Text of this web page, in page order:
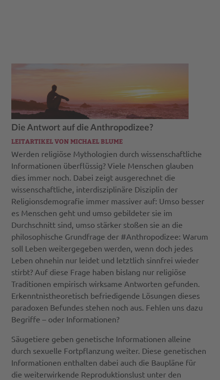
Die Antwort auf die Anthropodizee?
LEITARTIKEL VON MICHAEL BLUME
Werden religiöse Mythologien durch wissenschaftliche
Informationen überflüssig? Viele Menschen glauben
dies immer noch. Dabei zeigt ausgerechnet die
wissenschaftliche, interdisziplinäre Disziplin der
Religionsdemografie immer massiver auf: Umso besser
es Menschen geht und umso gebildeter sie im
Durchschnitt sind, umso stärker stoßen sie an die
philosophische Grundfrage der #Anthropodizee: Warum
soll Leben weitergegeben werden, wenn doch jedes
Leben ohnehin nur leidet und letztlich sinnfrei wieder
stirbt? Auf diese Frage haben bislang nur religiöse
Traditionen empirisch wirksame Antworten gefunden.
Erkenntnistheoretisch befriedigende Lösungen dieses
paradoxen Befundes stehen noch aus. Fehlen uns dazu
Begriffe – oder Informationen?
Säugetiere geben genetische Informationen alleine
durch sexuelle Fortpflanzung weiter. Diese genetischen
Informationen enthalten dabei auch die Baupläne für
die weiterwirkende Reproduktionslust unter den